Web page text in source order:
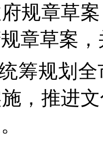
规章草
章草案
统筹规划
，推进